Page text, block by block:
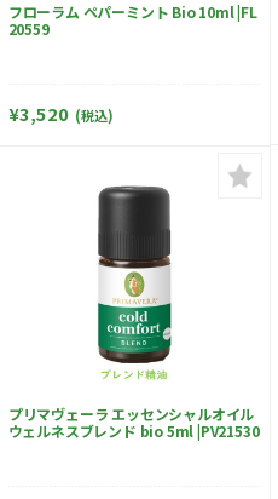
フローラム ペパーミント Bio 10ml |FL
20559
¥3,520 (税込)
プリマヴェーラ エッセンシャルオイル
ウェルネスブレンド bio 5ml |PV21530